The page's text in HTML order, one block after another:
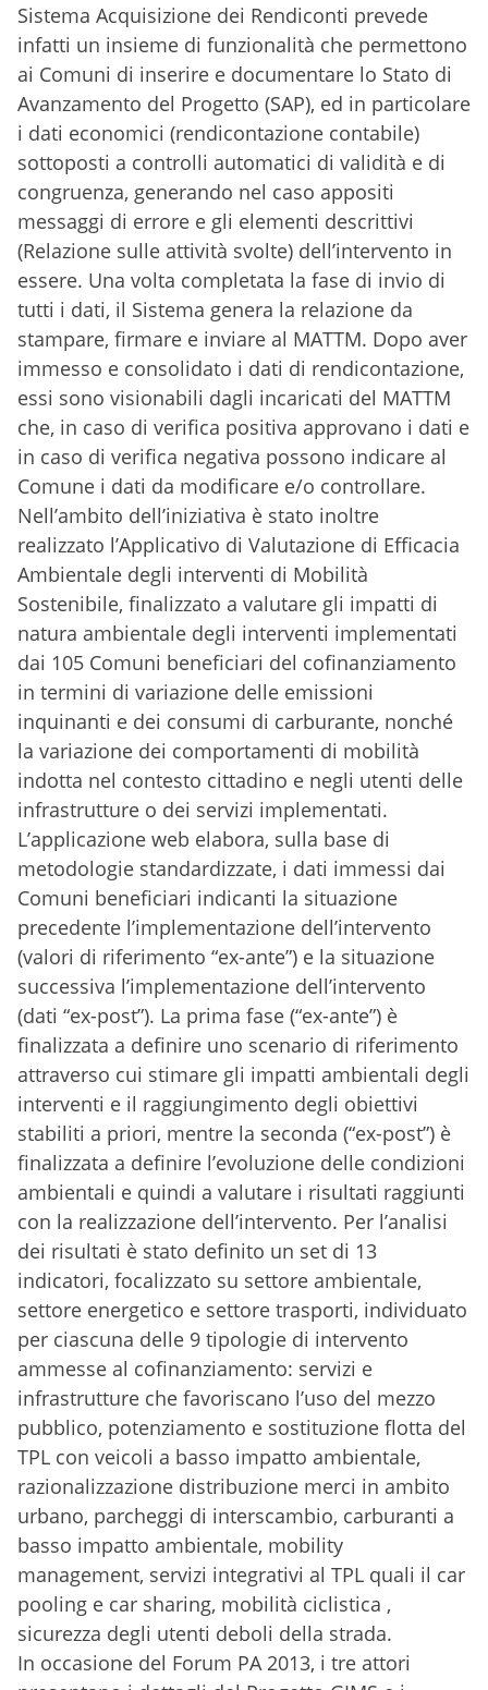
Sistema Acquisizione dei Rendiconti prevede
infatti un insieme di funzionalità che permettono
ai Comuni di inserire e documentare lo Stato di
Avanzamento del Progetto (SAP), ed in particolare
i dati economici (rendicontazione contabile)
sottoposti a controlli automatici di validità e di
congruenza, generando nel caso appositi
messaggi di errore e gli elementi descrittivi
(Relazione sulle attività svolte) dell’intervento in
essere. Una volta completata la fase di invio di
tutti i dati, il Sistema genera la relazione da
stampare, firmare e inviare al MATTM. Dopo aver
immesso e consolidato i dati di rendicontazione,
essi sono visionabili dagli incaricati del MATTM
che, in caso di verifica positiva approvano i dati e
in caso di verifica negativa possono indicare al
Comune i dati da modificare e/o controllare.
Nell’ambito dell’iniziativa è stato inoltre
realizzato l’Applicativo di Valutazione di Efficacia
Ambientale degli interventi di Mobilità
Sostenibile, finalizzato a valutare gli impatti di
natura ambientale degli interventi implementati
dai 105 Comuni beneficiari del cofinanziamento
in termini di variazione delle emissioni
inquinanti e dei consumi di carburante, nonché
la variazione dei comportamenti di mobilità
indotta nel contesto cittadino e negli utenti delle
infrastrutture o dei servizi implementati.
L’applicazione web elabora, sulla base di
metodologie standardizzate, i dati immessi dai
Comuni beneficiari indicanti la situazione
precedente l’implementazione dell’intervento
(valori di riferimento “ex-ante”) e la situazione
successiva l’implementazione dell’intervento
(dati “ex-post”). La prima fase (“ex-ante”) è
finalizzata a definire uno scenario di riferimento
attraverso cui stimare gli impatti ambientali degli
interventi e il raggiungimento degli obiettivi
stabiliti a priori, mentre la seconda (“ex-post”) è
finalizzata a definire l’evoluzione delle condizioni
ambientali e quindi a valutare i risultati raggiunti
con la realizzazione dell’intervento. Per l’analisi
dei risultati è stato definito un set di 13
indicatori, focalizzato su settore ambientale,
settore energetico e settore trasporti, individuato
per ciascuna delle 9 tipologie di intervento
ammesse al cofinanziamento: servizi e
infrastrutture che favoriscano l’uso del mezzo
pubblico, potenziamento e sostituzione flotta del
TPL con veicoli a basso impatto ambientale,
razionalizzazione distribuzione merci in ambito
urbano, parcheggi di interscambio, carburanti a
basso impatto ambientale, mobility
management, servizi integrativi al TPL quali il car
pooling e car sharing, mobilità ciclistica ,
sicurezza degli utenti deboli della strada.
In occasione del Forum PA 2013, i tre attori